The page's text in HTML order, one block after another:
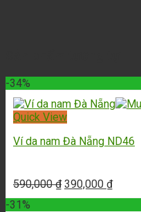
-34%
Quick View
Ví da nam Đà Nẵng ND46
590,000₫ 390,000 ₫
-31%